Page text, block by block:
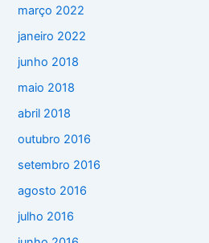
março 2022
janeiro 2022
junho 2018
maio 2018
abril 2018
outubro 2016
setembro 2016
agosto 2016
julho 2016